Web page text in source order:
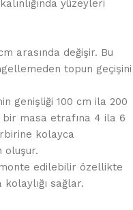
yüzeyleri
arasında değişir. Bu
topun geçişini
genişliği 100 cm ila 200
masa etrafına 4 ila 6
kolayca
oluşur.
edilebilir özellikte
sağlar.